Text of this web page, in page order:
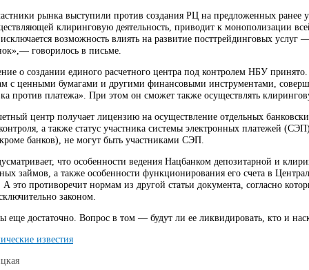
рынка выступили против создания РЦ на предложенных ранее
клиринговую деятельность, приводит к монополизации
возможность влиять на развитие посттрейдинговых
говорилось в письме.
о создании единого расчетного центра под контролем НБУ
с ценными бумагами и другими финансовыми инструментами,
против платежа». При этом он сможет также осуществлять
центр получает лицензию на осуществление отдельных
а также статус участника системы электронных платежей
банков), не могут быть участниками СЭП.
что особенности ведения Нацбанком депозитарной и
займов, а также особенности функционирования его счета в
это противоречит нормам из другой статьи документа, согласно
законом.
достаточно. Вопрос в том — будут ли ее ликвидировать, кто и
известия